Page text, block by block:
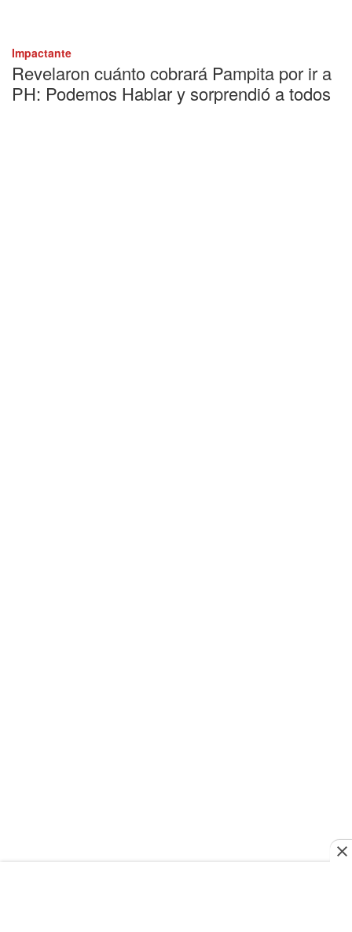
Impactante
Revelaron cuánto cobrará Pampita por ir a
PH: Podemos Hablar y sorprendió a todos